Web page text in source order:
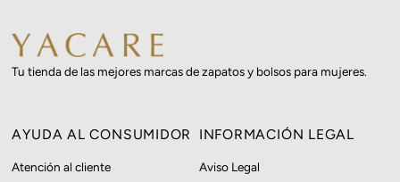
Tu tienda de las mejores marcas de zapatos y bolsos para mujeres.
AYUDA AL CONSUMIDOR
Atención al cliente
INFORMACIÓN LEGAL
Aviso Legal